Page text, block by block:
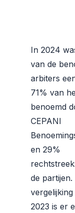
In 2024
van de
arbiters
71% van
benoemd
CEPANI
en 29%
de partijen.
2023 is er